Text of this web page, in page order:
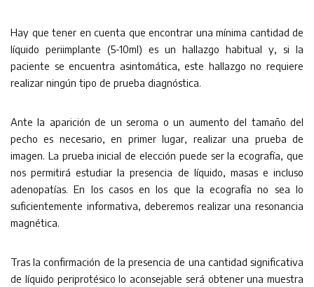
Hay que tener en cuenta que encontrar una mínima cantidad de
líquido periimplante (5-10ml) es un hallazgo habitual y, si la
paciente se encuentra asintomática, este hallazgo no requiere
realizar ningún tipo de prueba diagnóstica.
Ante la aparición de un seroma o un aumento del tamaño del
pecho es necesario, en primer lugar, realizar una prueba de
imagen. La prueba inicial de elección puede ser la ecografía, que
nos permitirá estudiar la presencia de líquido, masas e incluso
adenopatías. En los casos en los que la ecografía no sea lo
suficientemente informativa, deberemos realizar una resonancia
magnética.
Tras la confirmación de la presencia de una cantidad significativa
de líquido periprotésico lo aconsejable será obtener una muestra